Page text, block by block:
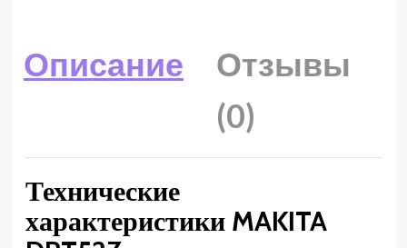
Описание
Отзывы
(0)
Технические
характеристики MAKITA